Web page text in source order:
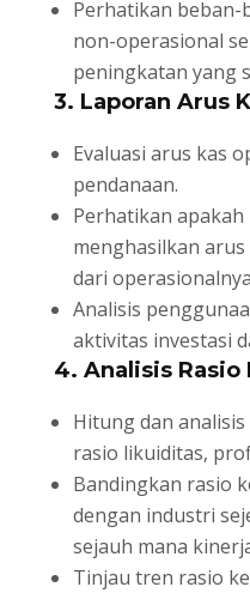
Perhatikan beban-
non-operasional
peningkatan yang
3. Laporan Arus
Evaluasi arus kas
pendanaan.
Perhatikan
menghasilkan
dari
Analisis
aktivitas investasi
4. Analisis Rasio
Hitung dan
rasio likuiditas,
Bandingkan rasio
dengan industri
sejauh mana
Tinjau tren rasio